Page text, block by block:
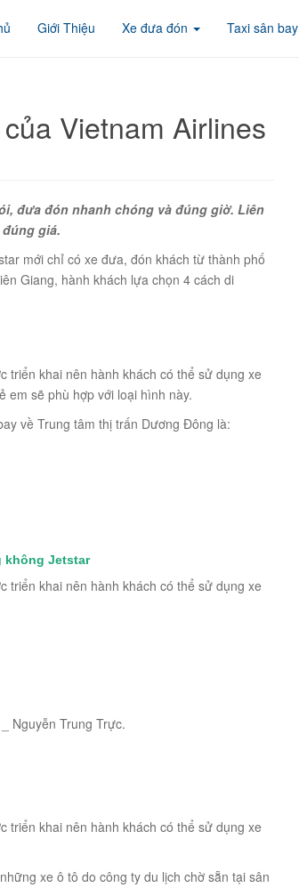
Giới Thiệu Xe đưa đón Taxi sân bay
Vietnam Airlines
đưa đón nhanh chóng và đúng giờ. Liên
giá.
mới chỉ có xe đưa, đón khách từ thành phố
Giang, hành khách lựa chọn 4 cách di
triển khai nên hành khách có thể sử dụng xe
em sẽ phù hợp với loại hình này.
về Trung tâm thị trấn Dương Đông là:
không Jetstar
triển khai nên hành khách có thể sử dụng xe
Nguyễn Trung Trực.
triển khai nên hành khách có thể sử dụng xe
xe ô tô do công ty du lịch chờ sẵn tại sân